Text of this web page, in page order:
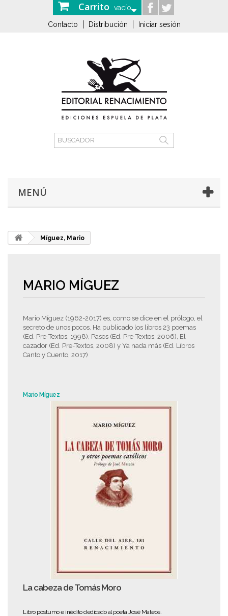
Carrito vacío
Contacto Distribución Iniciar sesión
MENÚ
Míguez, Mario
MARIO MÍGUEZ
Mario Míguez (1962-2017) es, como se dice en el prólogo, el
secreto de unos pocos. Ha publicado los libros 23 poemas
(Ed. Pre-Textos, 1998), Pasos (Ed. Pre-Textos, 2006), El
cazador (Ed. Pre-Textos, 2008) y Ya nada más (Ed. Libros
Canto y Cuento, 2017)
Mario Míguez
La cabeza de Tomás Moro
Libro póstumo e inédito dedicado al poeta José Mateos.